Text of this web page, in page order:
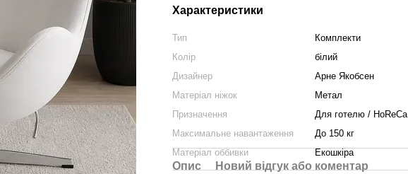
Характеристики
Тип
Комплекти
Колір
білий
Дизайнер
Арне Якобсен
Матеріал ніжок
Метал
Призначення
Для готелю / HoReCa
Максимальне навантаження
До 150 кг
Матеріал оббивки
Екошкіра
Опис
Новий відгук або коментар